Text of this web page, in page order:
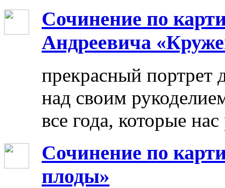
Сочинение по
Андреевича
прекрасный портрет
над своим
все года, которые
Сочинение по
плоды»